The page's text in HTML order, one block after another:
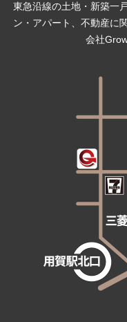
東急沿線の土地・新築一
ン・アパート、不動産に
会社